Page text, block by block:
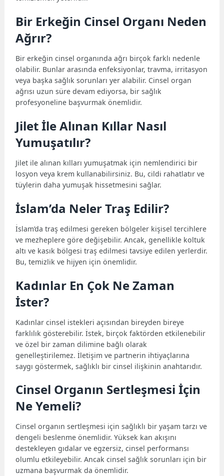
Bir Erkeğin Cinsel Organı Neden
Ağrır?
Bir erkeğin cinsel organında ağrı birçok farklı nedenle
olabilir. Bunlar arasında enfeksiyonlar, travma, irritasyon
veya başka sağlık sorunları yer alabilir. Cinsel organ
ağrısı uzun süre devam ediyorsa, bir sağlık
profesyoneline başvurmak önemlidir.
Jilet İle Alınan Kıllar Nasıl
Yumuşatılır?
Jilet ile alınan kılları yumuşatmak için nemlendirici bir
losyon veya krem kullanabilirsiniz. Bu, cildi rahatlatır ve
tüylerin daha yumuşak hissetmesini sağlar.
İslam’da Neler Traş Edilir?
İslam’da traş edilmesi gereken bölgeler kişisel tercihlere
ve mezheplere göre değişebilir. Ancak, genellikle koltuk
altı ve kasık bölgesi traş edilmesi tavsiye edilen yerlerdir.
Bu, temizlik ve hijyen için önemlidir.
Kadınlar En Çok Ne Zaman
İster?
Kadınlar cinsel istekleri açısından bireyden bireye
farklılık gösterebilir. İstek, birçok faktörden etkilenebilir
ve özel bir zaman dilimine bağlı olarak
genelleştirilemez. İletişim ve partnerin ihtiyaçlarına
saygı göstermek, sağlıklı bir cinsel ilişkinin anahtarıdır.
Cinsel Organın Sertleşmesi İçin
Ne Yemeli?
Cinsel organın sertleşmesi için sağlıklı bir yaşam tarzı ve
dengeli beslenme önemlidir. Yüksek kan akışını
destekleyen gıdalar ve egzersiz, cinsel performansı
olumlu etkileyebilir. Ancak cinsel sağlık sorunları için bir
uzmana başvurmak da önemlidir.